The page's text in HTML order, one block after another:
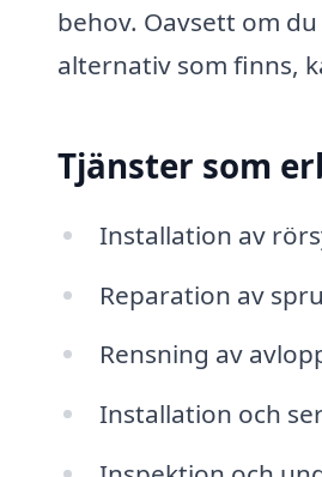
behov. Oavsett om
alternativ som finns,
Tjänster som
Installation av
Reparation av
Rensning av
Installation och